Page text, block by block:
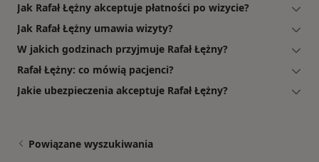
Jak Rafał Łężny akceptuje płatności po wizycie?
Jak Rafał Łężny umawia wizyty?
W jakich godzinach przyjmuje Rafał Łężny?
Rafał Łężny: co mówią pacjenci?
Jakie ubezpieczenia akceptuje Rafał Łężny?
Powiązane wyszukiwania